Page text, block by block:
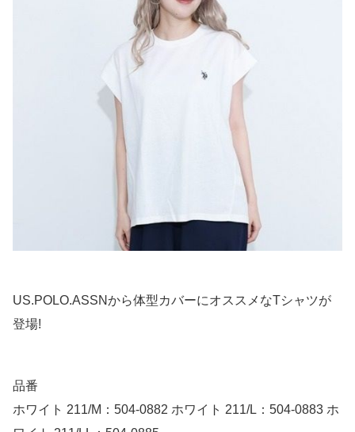
US.POLO.ASSNから体型カバーにオススメなTシャツが
登場!
品番
ホワイト 211/M：504-0882 ホワイト 211/L：504-0883 ホ